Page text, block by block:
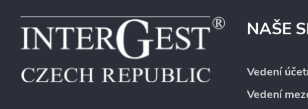
NAŠE
Vedení
Vedení